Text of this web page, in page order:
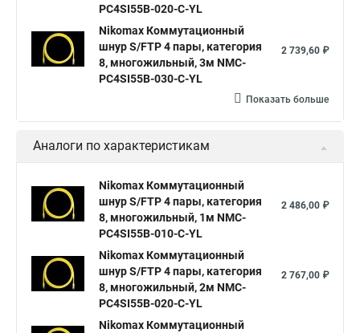
PC4SI55B-020-C-YL
Nikomax Коммутационный
шнур S/FTP 4 пары, категория
8, многожильный, 3м NMC-
PC4SI55B-030-C-YL
2 739,60 ₽
Показать больше
Аналоги по характеристикам
Nikomax Коммутационный
шнур S/FTP 4 пары, категория
8, многожильный, 1м NMC-
PC4SI55B-010-C-YL
2 486,00 ₽
Nikomax Коммутационный
шнур S/FTP 4 пары, категория
8, многожильный, 2м NMC-
PC4SI55B-020-C-YL
2 767,00 ₽
Nikomax Коммутационный